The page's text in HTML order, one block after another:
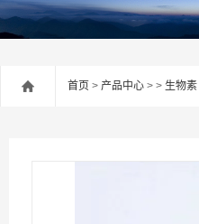
首页 > 产品中心 > > 生物素